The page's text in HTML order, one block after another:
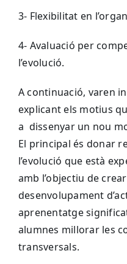
3- Flexibilitat en
4- Avaluació per
l’evolució.
A continuació, varen
explicant els motius
a dissenyar un nou
El principal és donar
l’evolució que està
amb l’objectiu de
desenvolupament
aprenentatge
alumnes millorar les
transversals.